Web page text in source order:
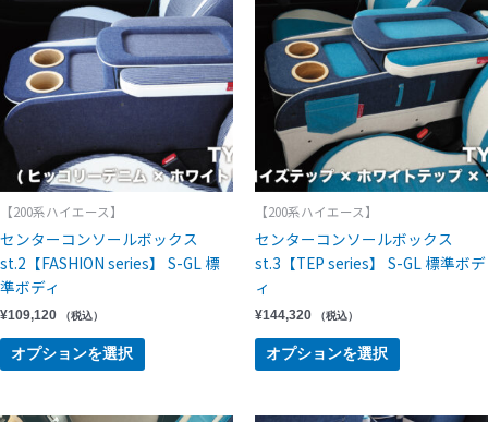
【200系ハイエース】
センターコンソールボックス
st.2【FASHION series】 S-GL 標
準ボディ
¥109,120 （税込）
オプションを選択
【200系ハイエース】
センターコンソールボックス
st.3【TEP series】 S-GL 標準ボデ
ィ
¥144,320 （税込）
オプションを選択